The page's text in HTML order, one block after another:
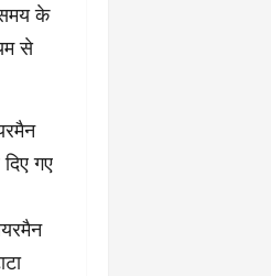
के
से
दिए गए